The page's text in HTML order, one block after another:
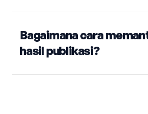
Bagaimana cara
hasil publikasi?